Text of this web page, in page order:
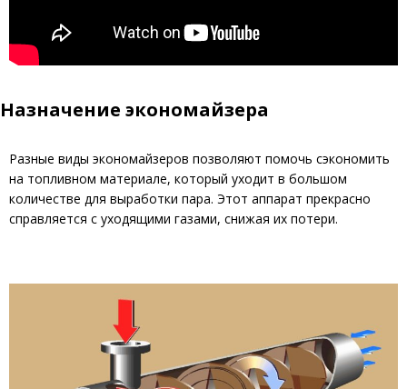
Назначение экономайзера
Разные виды экономайзеров позволяют помочь сэкономить
на топливном материале, который уходит в большом
количестве для выработки пара. Этот аппарат прекрасно
справляется с уходящими газами, снижая их потери.